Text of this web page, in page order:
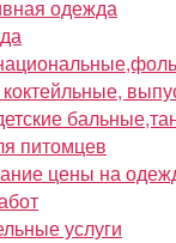
одежда
питомцев
цены на
услуги